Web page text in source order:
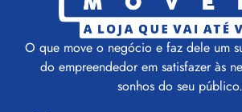
O que move o negócio e faz dele um
do empreendedor em satisfazer às
sonhos do seu público.